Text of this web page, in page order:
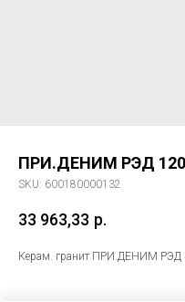
ПРИ.ДЕНИМ РЭД
SKU: 600180000132
33 963,33 р.
Керам. гранит ПРИ.ДЕНИМ РЭД